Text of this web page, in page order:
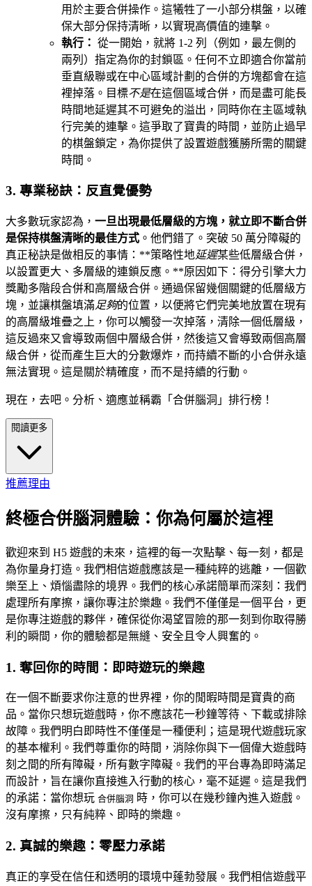
用於主要合併操作。這犧牲了一小部分棋盤，以確
保大部分保持清晰，以實現高價值的連擊。
執行： 從一開始，就將 1-2 列（例如，最左側的
兩列）指定為你的封鎖區。任何不立即適合你當前
垂直級聯或在中心區域計劃的合併的方塊都會在這
裡掉落。目標不是在這個區域合併，而是盡可能長
時間地延遲其不可避免的溢出，同時你在主區域執
行完美的連擊。這爭取了寶貴的時間，並防止過早
的棋盤鎖定，為你提供了設置遊戲獲勝所需的關鍵
時間。
3. 專業秘訣：反直覺優勢
大多數玩家認為， 一旦出現最低層級的方塊，就立即不斷合併
是保持棋盤清晰的最佳方式 。他們錯了。突破 50 萬分障礙的
真正秘訣是做相反的事情：**策略性地延遲某些低層級合併，
以設置更大、多層級的連鎖反應。**原因如下：得分引擎大力
獎勵多階段合併和高層級合併。通過保留幾個關鍵的低層級方
塊，並讓棋盤填滿足夠的位置，以便將它們完美地放置在現有
的高層級堆疊之上，你可以觸發一次掉落，清除一個低層級，
這反過來又會導致兩個中層級合併，然後這又會導致兩個高層
級合併，從而產生巨大的分數爆炸，而持續不斷的小合併永遠
無法實現。這是關於精確度，而不是持續的行動。
現在，去吧。分析、適應並稱霸「合併腦洞」排行榜！
閱讀更多
推薦理由
終極合併腦洞體驗：你為何屬於這裡
歡迎來到 H5 遊戲的未來，這裡的每一次點擊、每一刻，都是
為你量身打造。我們相信遊戲應該是一種純粹的逃離，一個歡
樂至上、煩惱盡除的境界。我們的核心承諾簡單而深刻：我們
處理所有摩擦，讓你專注於樂趣。我們不僅僅是一個平台，更
是你專注遊戲的夥伴，確保從你渴望冒險的那一刻到你取得勝
利的瞬間，你的體驗都是無縫、安全且令人興奮的。
1. 奪回你的時間：即時遊玩的樂趣
在一個不斷要求你注意的世界裡，你的閒暇時間是寶貴的商
品。當你只想玩遊戲時，你不應該花一秒鐘等待、下載或排除
故障。我們明白即時性不僅僅是一種便利；這是現代遊戲玩家
的基本權利。我們尊重你的時間，消除你與下一個偉大遊戲時
刻之間的所有障礙，所有數字障礙。我們的平台專為即時滿足
而設計，旨在讓你直接進入行動的核心，毫不延遲。這是我們
的承諾：當你想玩 合併腦洞 時，你可以在幾秒鐘內進入遊戲。
沒有摩擦，只有純粹、即時的樂趣。
2. 真誠的樂趣：零壓力承諾
真正的享受在信任和透明的環境中蓬勃發展。我們相信遊戲平